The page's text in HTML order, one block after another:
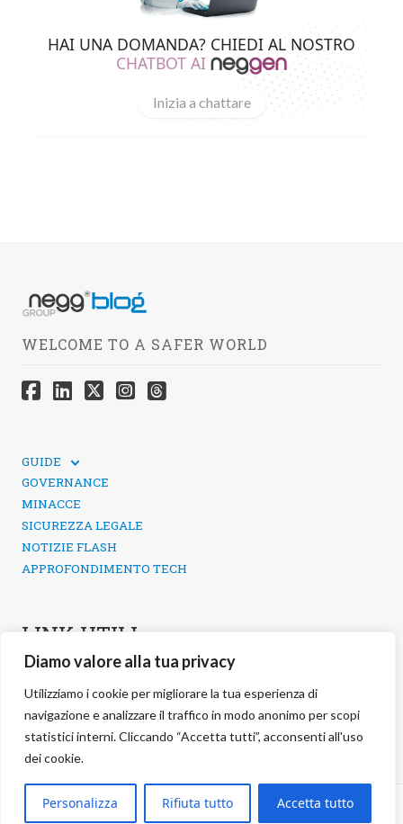
Diamo valore alla tua privacy
Utilizziamo i cookie per migliorare la tua esperienza di
navigazione e analizzare il traffico in modo anonimo per scopi
statistici interni. Cliccando “Accetta tutti”, acconsenti all'uso
dei cookie.
Personalizza Rifiuta tutto Accetta tutto
HAI UNA DOMANDA? CHIEDI AL NOSTRO
CHATBOT AI
Inizia a chattare
WELCOME TO A SAFER WORLD
GUIDE
SICUREZZA DEI SOCIAL MEDIA
GOVERNANCE
MINACCE
SICUREZZA LEGALE
NOTIZIE FLASH
APPROFONDIMENTO TECH
LINK UTILI
CONTATTI
INFORMATIVA SULLA PRIVACY
POLITICA DEI COOKIE
GESTIONE COOKIE
2026 negg Blog · All rights reserved · negg® GroupS.r.l. ·